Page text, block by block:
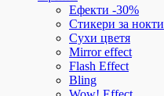
Ефекти -30%
Стикери за нокти
Сухи цветя
Mirror effect
Flash Effect
Bling